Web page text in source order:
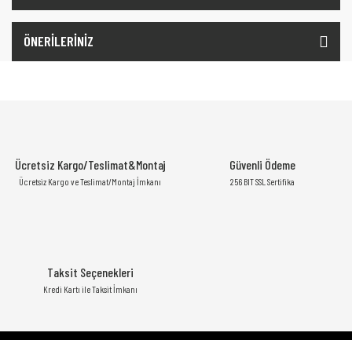
ÖNERİLERİNİZ
Ücretsiz Kargo/Teslimat&Montaj
Ücretsiz Kargo ve Teslimat/Montaj İmkanı
Güvenli Ödeme
256 BIT SSL Sertifika
Taksit Seçenekleri
Kredi Kartı ile Taksit İmkanı